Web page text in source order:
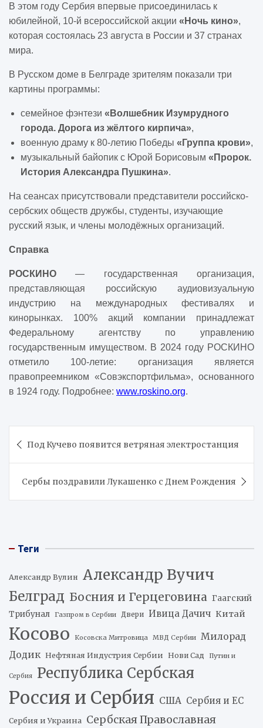
В этом году Сербия впервые присоединилась к
юбилейной, 10-й всероссийской акции «Ночь кино»,
которая состоялась 23 августа в России и 37 странах
мира.
В Русском доме в Белграде зрителям показали три
картины программы:
семейное фэнтези «Волшебник Изумрудного
города. Дорога из жёлтого кирпича»,
военную драму к 80-летию Победы «Группа крови»,
музыкальный байопик с Юрой Борисовым «Пророк.
История Александра Пушкина».
На сеансах присутствовали представители российско-
сербских обществ дружбы, студенты, изучающие
русский язык, и члены молодёжных организаций.
Справка
РОСКИНО — государственная организация,
представляющая российскую аудиовизуальную
индустрию на международных фестивалях и
кинорынках. 100% акций компании принадлежат
Федеральному агентству по управлению
государственным имуществом. В 2024 году РОСКИНО
отметило 100-летие: организация является
правопреемником «Совэкспортфильма», основанного
в 1924 году. Подробнее: www.roskino.org.
по
записям
Под Кучево появится ветряная электростанция
Сербы поздравили Лукашенко с Днем Рождения
Теги
Александр Вулин Александр Вучич
Белград Босния и Герцеговина Гаагский
Трибунал Газпром в Сербии Двери Ивица Дачич Китай
Косово Косовска Митровица МВД Сербии
Милорад
Додик Нефтяная Индустрия Сербии Нови Сад Путин и
Сербия Республика Сербская
Россия и Сербия США Сербия и ЕС
Сербия и Украина Сербская Православная